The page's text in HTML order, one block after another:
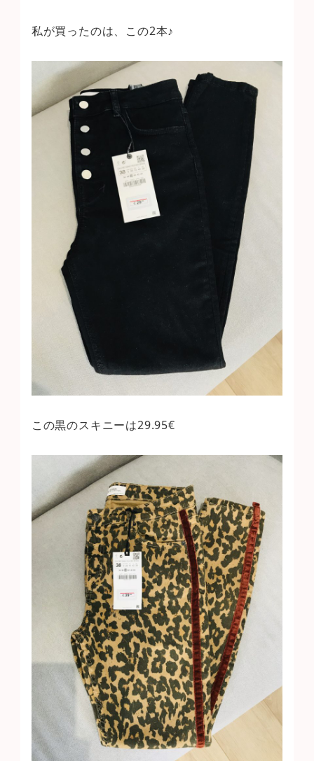
私が買ったのは、この2本♪
この黒のスキニーは29.95€